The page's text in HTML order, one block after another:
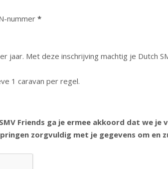
nummer*
jaar. Met deze inschrijving machtig je Dutch
1 caravan per regel.
Friends ga je ermee akkoord dat we
zorgvuldig met je gegevens om en